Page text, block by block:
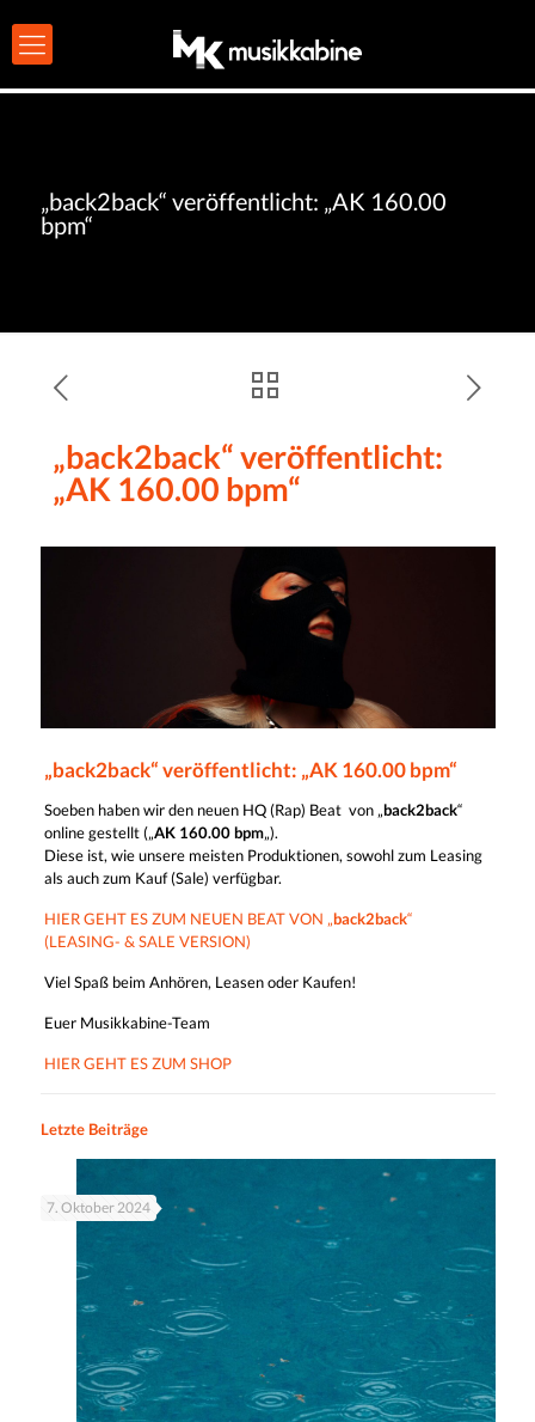
„back2back“ veröffentlicht: „AK 160.00
bpm“
„back2back“ veröffentlicht:
„AK 160.00 bpm“
„back2back“ veröffentlicht: „AK 160.00 bpm“
Soeben haben wir den neuen HQ (Rap) Beat von „back2back“
online gestellt („AK 160.00 bpm„).
Diese ist, wie unsere meisten Produktionen, sowohl zum Leasing
als auch zum Kauf (Sale) verfügbar.
HIER GEHT ES ZUM NEUEN BEAT VON „back2back“
(LEASING- & SALE VERSION)
Viel Spaß beim Anhören, Leasen oder Kaufen!
Euer Musikkabine-Team
HIER GEHT ES ZUM SHOP
Letzte Beiträge
7. Oktober 2024